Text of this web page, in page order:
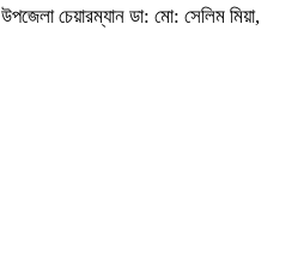
চেয়ারম্যান ডা: মো: সেলিম মিয়া,